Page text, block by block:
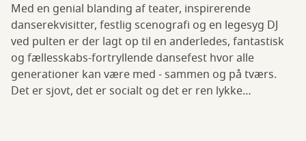
Med en genial blanding af teater, inspirerende
danserekvisitter, festlig scenografi og en legesyg DJ
ved pulten er der lagt op til en anderledes, fantastisk
og fællesskabs-fortryllende dansefest hvor alle
generationer kan være med - sammen og på tværs.
Det er sjovt, det er socialt og det er ren lykke…